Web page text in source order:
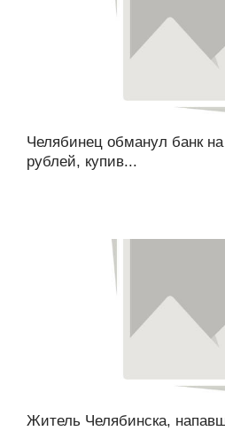
Челябинец обманул банк
рублей, купив...
Житель Челябинска,